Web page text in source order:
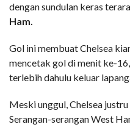
dengan sundulan keras
Ham.
Gol ini membuat Chelsea
mencetak gol di menit ke-
terlebih dahulu keluar
Meski unggul, Chelsea
Serangan-serangan West